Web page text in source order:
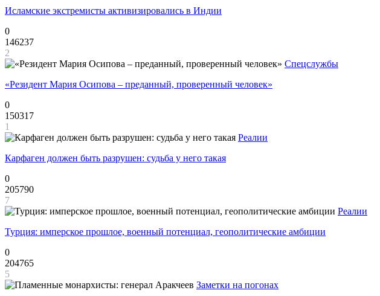
Исламские экстремисты активизировались в Индии
0
146237
2
Спецслужбы
«Резидент Мария Осипова – преданный, проверенный человек»
0
150317
1
Реалии
Карфаген должен быть разрушен: судьба у него такая
0
205790
7
Реалии
Турция: имперское прошлое, военный потенциал, геополитические амбиции
0
204765
5
Заметки на погонах